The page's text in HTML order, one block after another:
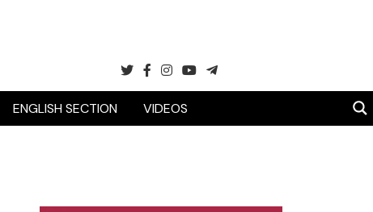
ENGLISH SECTION VIDEOS